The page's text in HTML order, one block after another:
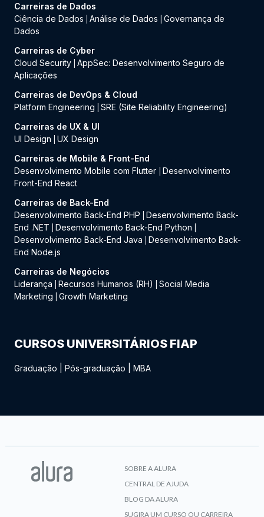
Carreiras de Dados
Ciência de Dados
Análise de Dados
Governança de
Dados
Carreiras de Cyber
Cloud Security AppSec: Desenvolvimento Seguro de
Aplicações
Carreiras de DevOps & Cloud
Platform Engineering
SRE (Site Reliability Engineering)
Carreiras de UX & UI
UI Design
UX Design
Carreiras de Mobile & Front-End
Desenvolvimento Mobile com Flutter
Desenvolvimento
Front-End React
Carreiras de Back-End
Desenvolvimento Back-End PHP
Desenvolvimento Back-
End .NET
Desenvolvimento Back-End Python
Desenvolvimento Back-End Java
Desenvolvimento Back-
End Node.js
Carreiras de Negócios
Liderança
Recursos Humanos (RH)
Social Media
Marketing
Growth Marketing
CURSOS UNIVERSITÁRIOS FIAP
Graduação Pós-graduação MBA
SOBRE A ALURA
CENTRAL DE AJUDA
BLOG DA ALURA
SUGIRA UM CURSO OU CARREIRA